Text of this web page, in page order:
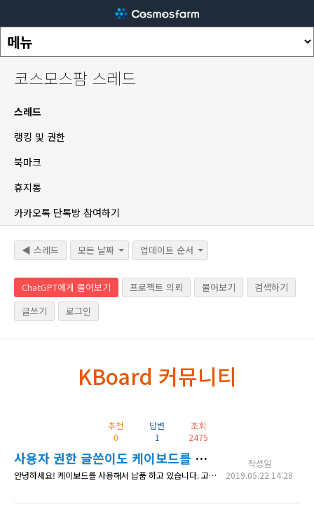
코스모스팜 스레드
스레드
랭킹 및 권한
북마크
휴지통
카카오톡 단톡방 참여하기
◀ 스레드 모든 날짜 업데이트 순서
ChatGPT에게 물어보기 프로젝트 의뢰 물어보기
검색하기
글쓰기
로그인
KBoard 커뮤니티
추천
0
답변
1
조회
2475
사용자 권한 글쓴이도 케이보드를 쓸수있을까요??
안녕하세요! 케이보드를 사용해서 납품 하고 있습니다. 고객의 워드프레스 레벨을 '글쓴이'로 하고 싶은데 '글쓴이'가 케이보드로 접근을 할수없어서 고민입니다. 케이보드의 메일폼을 사용하면 '관리자 페이지에서 게시판 보기'에서 글을 봐야하는데 레벨 '관리자'만 들어갈수있어요~ 글쓴이도 들어갈수있는 방법이 있을까요??
작성일
2019.05.22 14:28